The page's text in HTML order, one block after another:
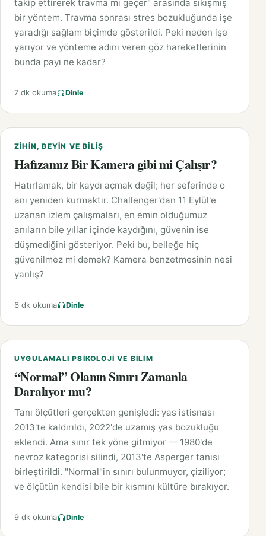
takip ettirerek travma mı geçer" arasında sıkışmış
bir yöntem. Travma sonrası stres bozukluğunda işe
yaradığı sağlam biçimde gösterildi. Peki neden işe
yarıyor ve yönteme adını veren göz hareketlerinin
bunda payı ne kadar?
7 dk okuma Dinle
ZIHIN, BEYIN VE BILIŞ
Hafızamız Bir Kamera gibi mi Çalışır?
Hatırlamak, bir kaydı açmak değil; her seferinde o
anı yeniden kurmaktır. Challenger'dan 11 Eylül'e
uzanan izlem çalışmaları, en emin olduğumuz
anıların bile yıllar içinde kaydığını, güvenin ise
düşmediğini gösteriyor. Peki bu, belleğe hiç
güvenilmez mi demek? Kamera benzetmesinin nesi
yanlış?
6 dk okuma Dinle
UYGULAMALI PSIKOLOJI VE BILIM
“Normal” Olanın Sınırı Zamanla
Daralıyor mu?
Tanı ölçütleri gerçekten genişledi: yas istisnası
2013'te kaldırıldı, 2022'de uzamış yas bozukluğu
eklendi. Ama sınır tek yöne gitmiyor — 1980'de
nevroz kategorisi silindi, 2013'te Asperger tanısı
birleştirildi. "Normal"in sınırı bulunmuyor, çiziliyor;
ve ölçütün kendisi bile bir kısmını kültüre bırakıyor.
9 dk okuma Dinle